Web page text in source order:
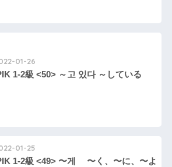
01-26
TOPIK 1-2級 <50> ～고 있다 ～している
01-25
<49> 〜게 〜く、〜に、〜よ